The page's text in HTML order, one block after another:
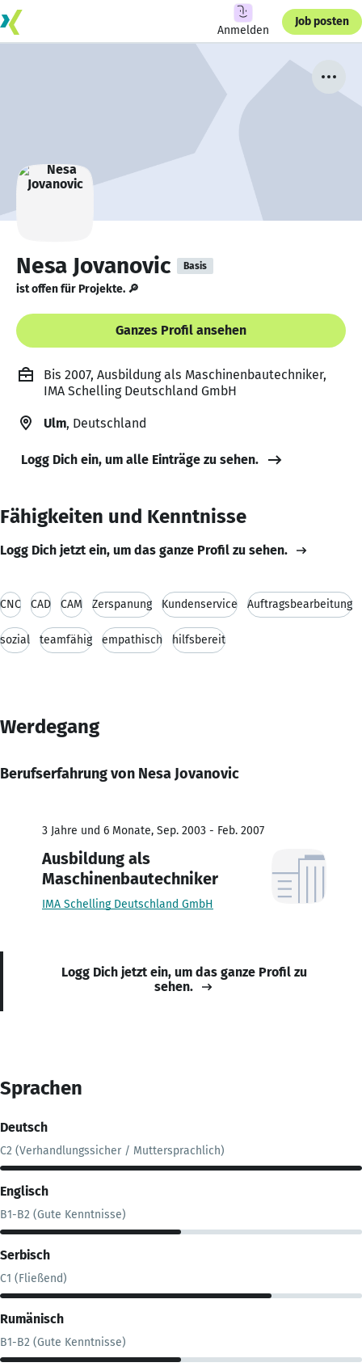
Anmelden
Job posten
Nesa Jovanovic Basis
ist offen für Projekte. 🔎
Ganzes Profil ansehen
Bis 2007, Ausbildung als Maschinenbautechniker,
IMA Schelling Deutschland GmbH
Ulm, Deutschland
Logg Dich ein, um alle Einträge zu sehen.
Fähigkeiten und Kenntnisse
Logg Dich jetzt ein, um das ganze Profil zu sehen.
CNC CAD CAM Zerspanung Kundenservice Auftragsbearbeitung
sozial teamfähig empathisch hilfsbereit
Werdegang
Berufserfahrung von Nesa Jovanovic
3 Jahre und 6 Monate, Sep. 2003 - Feb. 2007
Ausbildung als
Maschinenbautechniker
IMA Schelling Deutschland GmbH
Logg Dich jetzt ein, um das ganze Profil zu
sehen.
Sprachen
Deutsch
C2 (Verhandlungssicher / Muttersprachlich)
Englisch
B1-B2 (Gute Kenntnisse)
Serbisch
C1 (Fließend)
Rumänisch
B1-B2 (Gute Kenntnisse)